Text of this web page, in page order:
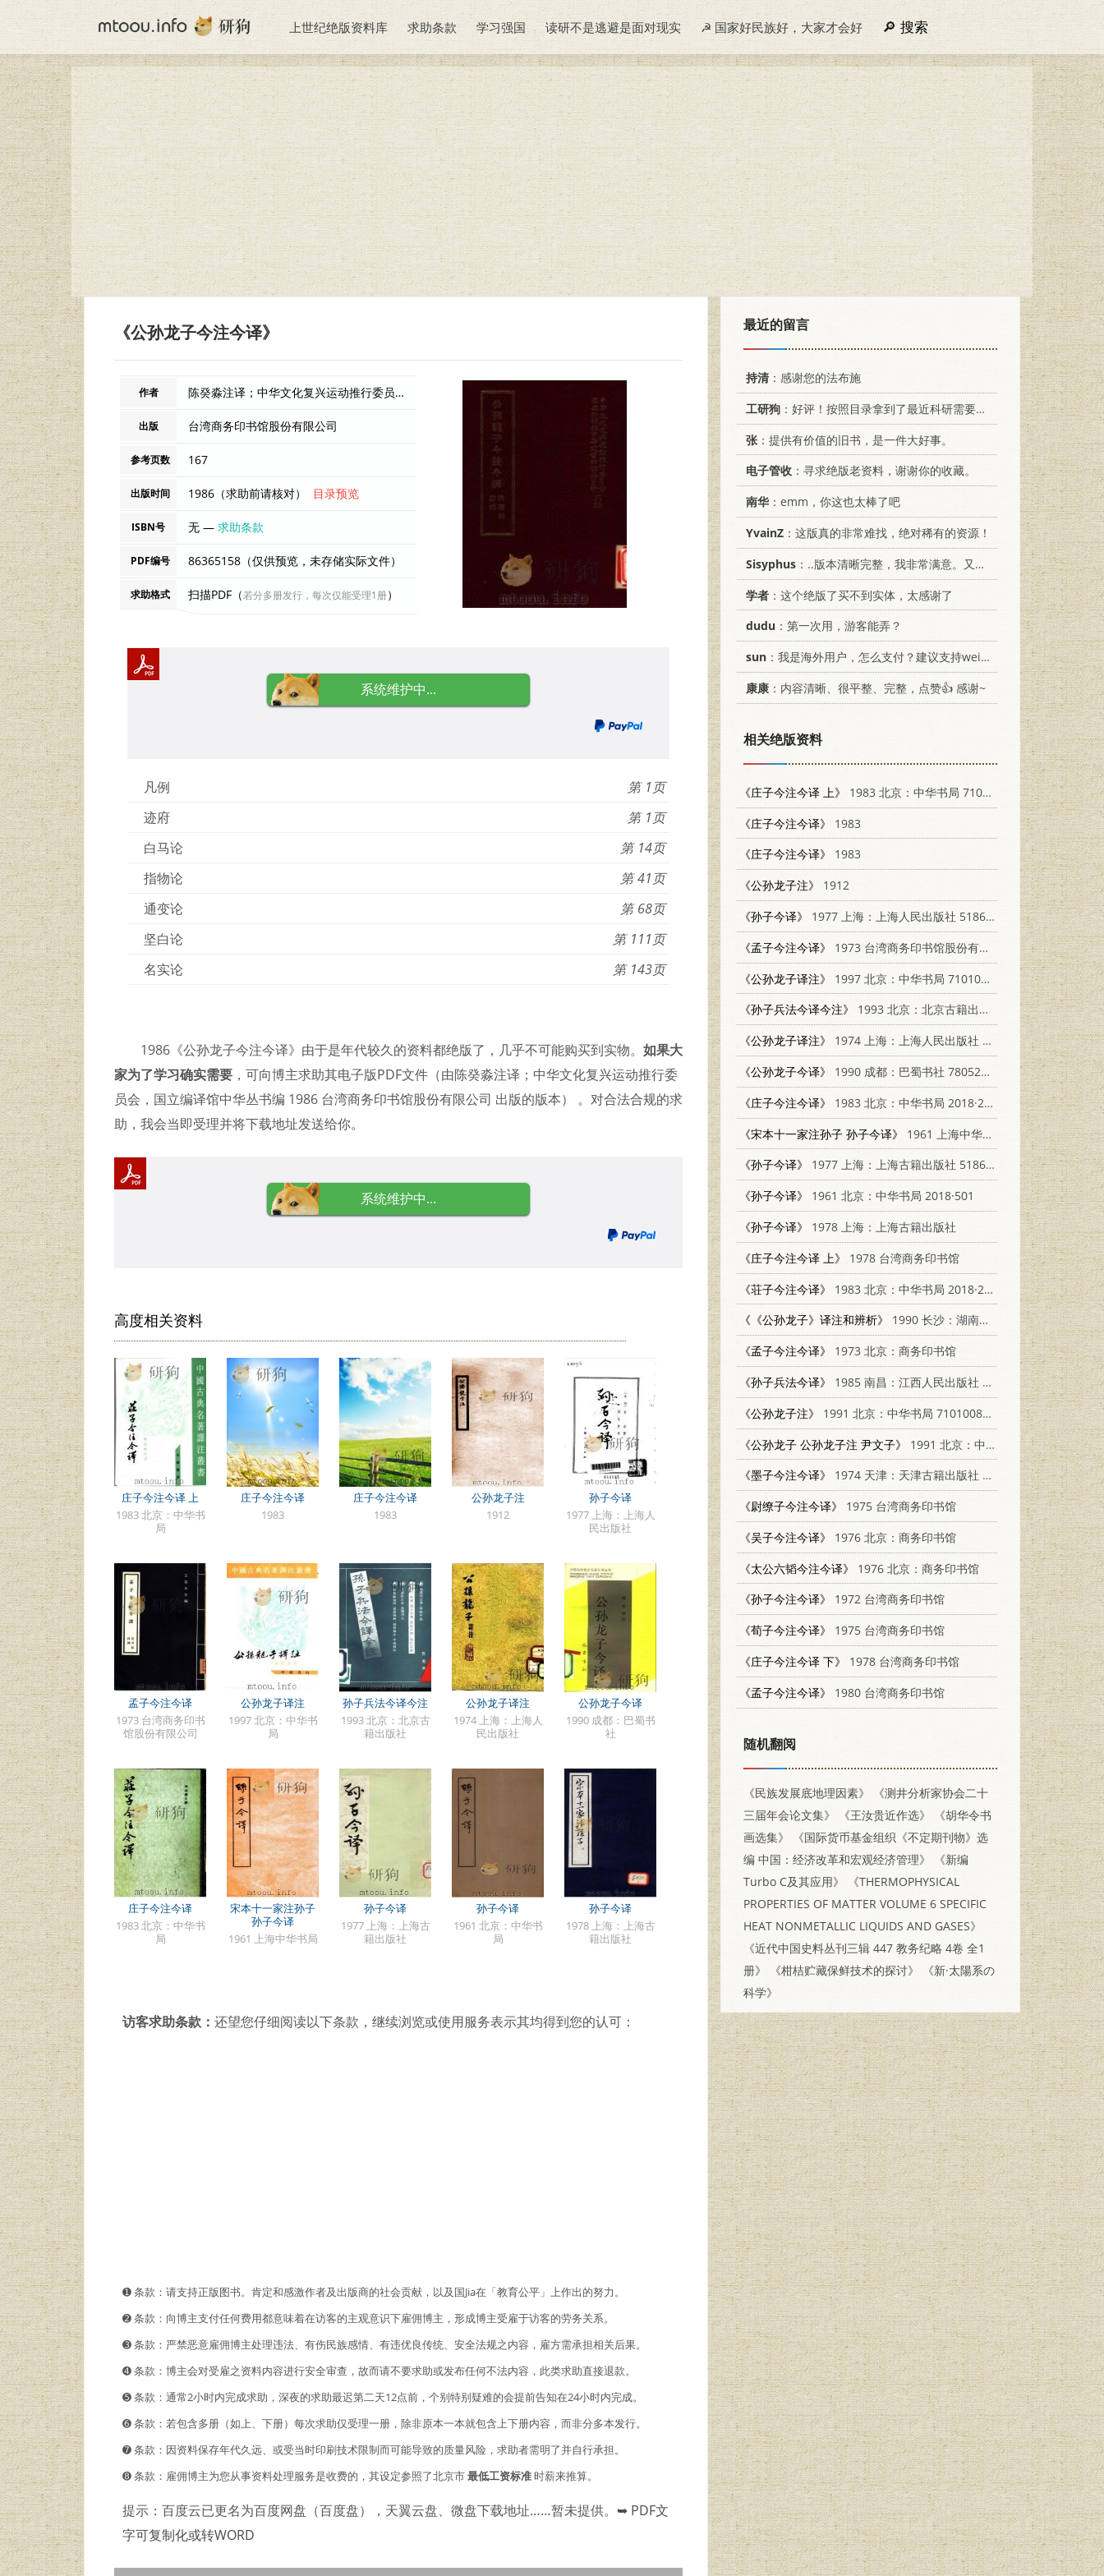
上世纪绝版资料库 求助条款 学习强国 读研不是逃避是面对现实 ☭ 国家好民族好，大家才会好 搜索
《公孙龙子今注今译》
作者 陈癸淼注译；中华文化复兴运动推行委员会，国立编译馆中华丛书编 编者
出版 台湾商务印书馆股份有限公司
参考页数 167
出版时间 1986（求助前请核对） 目录预览
ISBN号 无 —求助条款
PDF编号 86365158（仅供预览，未存储实际文件）
求助格式 扫描PDF（若分多册发行，每次仅能受理1册）
系统维护中...
凡例
1
迹府
1
白马论
14
指物论
41
通变论
68
坚白论
111
名实论
143
1986《公孙龙子今注今译》由于是年代较久的资料都绝版了，几乎不可能购买到实物。 如果大
家为了学习确实需要 ，可向博主求助其电子版PDF文件（由陈癸淼注译；中华文化复兴运动推行委
员会，国立编译馆中华丛书编 1986 台湾商务印书馆股份有限公司 出版的版本） 。对合法合规的求
助，我会当即受理并将下载地址发送给你。
系统维护中...
高度相关资料
庄子今注今译 上
1983 北京：中华书
局
庄子今注今译
1983
庄子今注今译
1983
公孙龙子注
1912
孙子今译
1977 上海：上海人
民出版社
孟子今注今译
1973 台湾商务印书
馆股份有限公司
公孙龙子译注
1997 北京：中华书
局
孙子兵法今译今注
1993 北京：北京古
籍出版社
公孙龙子译注
1974 上海：上海人
民出版社
公孙龙子今译
1990 成都：巴蜀书
社
庄子今注今译
1983 北京：中华书
局
宋本十一家注孙子
孙子今译
1961 上海中华书局
孙子今译
1977 上海：上海古
籍出版社
孙子今译
1961 北京：中华书
局
孙子今译
1978 上海：上海古
籍出版社
访客求助条款： 还望您仔细阅读以下条款，继续浏览或使用服务表示其均得到您的认可：
➊️ 条款：请支持正版图书。肯定和感激作者及出版商的社会贡献，以及国Jia在「教育公平」上作出的努力。
➋️️ 条款：向博主支付任何费用都意味着在访客的主观意识下雇佣博主，形成博主受雇于访客的劳务关系。
➌ 条款：严禁恶意雇佣博主处理违法、有伤民族感情、有违优良传统、安全法规之内容，雇方需承担相关后果。
➍ 条款：博主会对受雇之资料内容进行安全审查，故而请不要求助或发布任何不法内容，此类求助直接退款。
➎ 条款：通常2小时内完成求助，深夜的求助最迟第二天12点前，个别特别疑难的会提前告知在24小时内完成。
➏ 条款：若包含多册（如上、下册）每次求助仅受理一册，除非原本一本就包含上下册内容，而非分多本发行。
➐ 条款：因资料保存年代久远、或受当时印刷技术限制而可能导致的质量风险，求助者需明了并自行承担。
➑ 条款：雇佣博主为您从事资料处理服务是收费的，其设定参照了北京市最低工资标准时薪来推算。
提示：百度云已更名为百度网盘（百度盘），天翼云盘、微盘下载地址……暂未提供。 ➥ PDF文
字可复制化或转WORD
最近的留言
持清：感谢您的法布施
工研狗 ：好评！按照目录拿到了最近科研需要的材料！
张 ：提供有价值的旧书，是一件大好事。
电子管收 ：寻求绝版老资料，谢谢你的收藏。
南华：emm，你这也太棒了吧
YvainZ ：这版真的非常难找，绝对稀有的资源！
Sisyphus ：..版本清晰完整，我非常满意。又及，这本《话语的真相》...
学者 ：这个绝版了买不到实体，太感谢了
dudu ：第一次用，游客能弄？
sun ：我是海外用户，怎么支付？建议支持weixin支付
康康 ：内容清晰、很平整、完整，点赞👍 感谢~
相关绝版资料
《庄子今注今译 上》
1983 北京：中华书局 7101003885
《庄子今注今译》
1983
《庄子今注今译》
1983
《公孙龙子注》
1912
《孙子今译》
1977 上海：上海人民出版社 5186·3
《孟子今注今译》
1973 台湾商务印书馆股份有限公司
《公孙龙子译注》
1997 北京：中华书局 7101015328
《孙子兵法今译今注》
1993 北京：北京古籍出版社 7530000721
《公孙龙子译注》
1974 上海：上海人民出版社 2171·55
《公孙龙子今译》
1990 成都：巴蜀书社 7805233160
《庄子今注今译》
1983 北京：中华书局 2018·200
《宋本十一家注孙子 孙子今译》
1961 上海中华书局
《孙子今译》
1977 上海：上海古籍出版社 5186·3
《孙子今译》
1961 北京：中华书局 2018·501
《孙子今译》
1978 上海：上海古籍出版社
《庄子今注今译 上》
1978 台湾商务印书馆
《荘子今注今译》
1983 北京：中华书局 2018·220
《《公孙龙子》译注和辨析》
1990 长沙：湖南教育出版社 7535511694
《孟子今注今译》
1973 北京：商务印书馆
《孙子兵法今译》
1985 南昌：江西人民出版社 7210003745
《公孙龙子注》
1991 北京：中华书局 7101008941
《公孙龙子 公孙龙子注 尹文子》
1991 北京：中华书局 7101008941
《墨子今注今译》
1974 天津：天津古籍出版社 7805040907
《尉缭子今注今译》
1975 台湾商务印书馆
《吴子今注今译》
1976 北京：商务印书馆
《太公六韬今注今译》
1976 北京：商务印书馆
《孙子今注今译》
1972 台湾商务印书馆
《荀子今注今译》
1975 台湾商务印书馆
《庄子今注今译 下》
1978 台湾商务印书馆
《孟子今注今译》
1980 台湾商务印书馆
随机翻阅
《民族发展底地理因素》
《测井分析家协会二十
三届年会论文集》
《王汝贵近作选》
《胡华令书
画选集》
《国际货币基金组织《不定期刊物》选
编 中国：经济改革和宏观经济管理》
《新编
Turbo C及其应用》
《THERMOPHYSICAL
PROPERTIES OF MATTER VOLUME 6 SPECIFIC
HEAT NONMETALLIC LIQUIDS AND GASES》
《近代中国史料丛刊三辑 447 教务纪略 4卷 全1
册》
《柑桔贮藏保鲜技术的探讨》
《新·太陽系の
科学》